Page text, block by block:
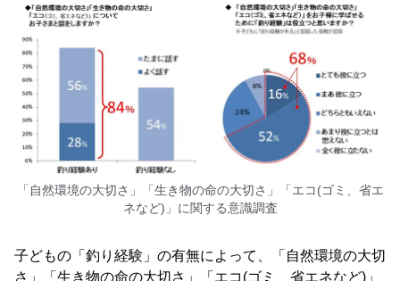
「自然環境の大切さ」「生き物の命の大切さ」「エコ(ゴミ、省エ
ネなど)」に関する意識調査
子どもの「釣り経験」の有無によって、「自然環境の大切
さ」「生き物の命の大切さ」「エコ(ゴミ、省エネなど)」